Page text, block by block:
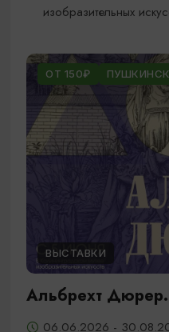
изобразительных
ОТ 150₽
ВЫСТАВКИ
Альбрехт
06.06.2026 -